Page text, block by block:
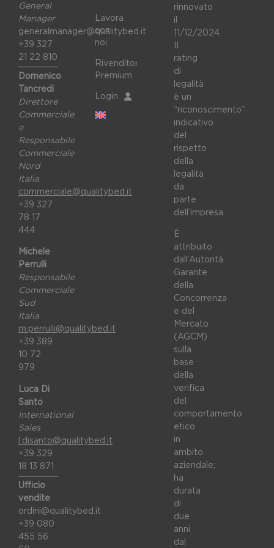
General
Manager
generalmanager@qualitybed.it
+39 327
21 22 810
Domenico
Tancredi
Direttore
Commerciale
e
Responsabile
Commerciale
Nord
Italia
commerciale@qualitybed.it
+39 327
78 17
444
Michele
Perrulli
Responsabile
Commerciale
Sud
Italia
m.perrulli@qualitybed.it
+39 389
10 72
979
Luca Di
Santo
International
Sales
l.disanto@qualitybed.it
+39 329
18 13 871
Ufficio
vendite
ordini@qualitybed.it
+39 080
455 56
Lavora
con
noi
Rivenditori
Premium
Login
rinnovato
il
11/12/2024.
rating
di
legalità
è un
“riconoscimento”
indicativo
del
rispetto
della
legalità
da
parte
dell’impresa.
È
attribuito
dall’Autorità
Garante
della
Concorrenza
e del
Mercato
(AGCM)
sulla
base
della
verifica
del
comportamento
etico
in
ambito
aziendale;
ha
durata
di
due
anni
dal